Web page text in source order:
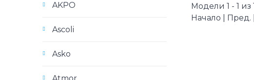
Модели 1 - 1 из
Начало | Пред. |
AKPO
Ascoli
Asko